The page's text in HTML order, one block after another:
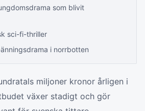
som blivit
sci-fi-thriller
i norrbotten
miljoner kronor årligen i
växer stadigt och gör